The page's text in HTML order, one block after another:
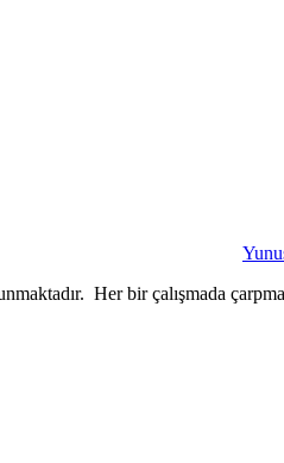
Her bir çalışmada